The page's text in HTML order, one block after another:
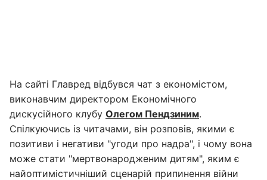
На сайті Главред відбувся чат з економістом,
виконавчим директором Економічного
дискусійного клубу Олегом Пендзиним.
Спілкуючись із читачами, він розповів, якими є
позитиви і негативи "угоди про надра", і чому вона
може стати "мертвонародженим дитям", яким є
найоптимістичніший сценарій припинення війни